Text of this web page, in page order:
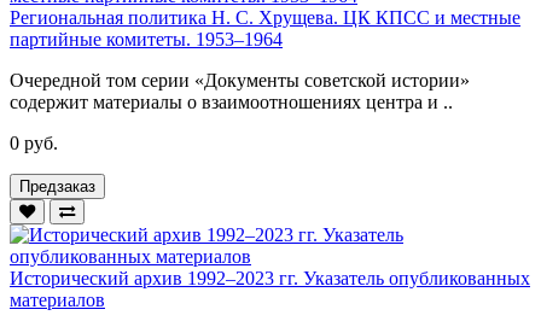
Региональная политика Н. С. Хрущева. ЦК КПСС и местные
партийные комитеты. 1953–1964
Очередной том серии «Документы советской истории»
содержит материалы о взаимоотношениях центра и ..
0 руб.
Предзаказ
Исторический архив 1992–2023 гг. Указатель опубликованных
материалов